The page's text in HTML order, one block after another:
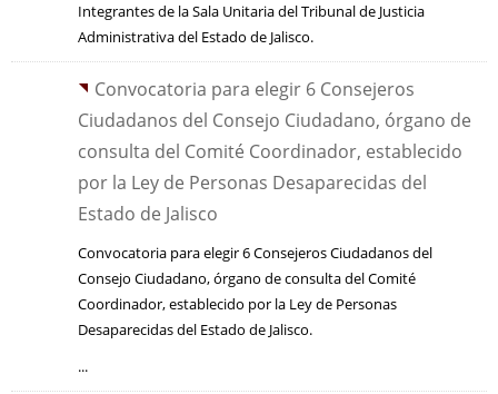
Integrantes de la Sala Unitaria del Tribunal de Justicia
Administrativa del Estado de Jalisco.
Convocatoria para elegir 6 Consejeros
Ciudadanos del Consejo Ciudadano, órgano de
consulta del Comité Coordinador, establecido
por la Ley de Personas Desaparecidas del
Estado de Jalisco
Convocatoria para elegir 6 Consejeros Ciudadanos del
Consejo Ciudadano, órgano de consulta del Comité
Coordinador, establecido por la Ley de Personas
Desaparecidas del Estado de Jalisco.
...